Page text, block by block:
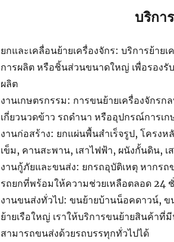
บริกา
ยกและเคลื่อนย้ายเครื่องจักร: บริการย้า
การผลิต หรือชิ้นส่วนขนาดใหญ่ เพื่อรองรั
ผลิต
งานเกษตรกรรม: การขนย้ายเครื่องจักรก
เกี่ยวนวดข้าว รถดำนา หรืออุปกรณ์การเก
งานก่อสร้าง: ยกแผ่นพื้นสำเร็จรูป, โครงห
เข็ม, คานสะพาน, เสาไฟฟ้า, ผนังกั้นดิน, เ
งานกู้ภัยและขนส่ง: ยกรถอุบัติเหตุ หากรถ
รถยกที่พร้อมให้ความช่วยเหลือตลอด 24
งานขนส่งทั่วไป: ขนย้ายบ้านน็อคดาวน์,
ย้ายเรือใหญ่ เราให้บริการขนย้ายสินค้า
สามารถขนส่งด้วยรถบรรทุกทั่วไปได้